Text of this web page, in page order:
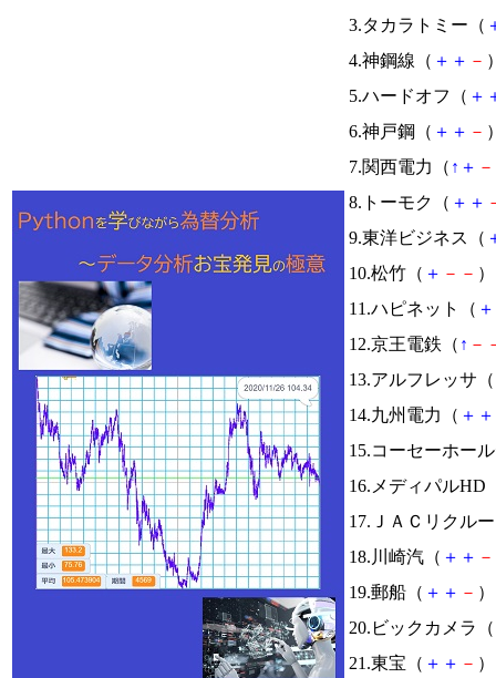
3.タカラトミー（
4.神鋼線（ ＋ ＋ －
5.ハードオフ（ ＋
6.神戸鋼（ ＋ ＋ －
7.関西電力（ ↑ ＋ －
8.トーモク（ ＋ ＋
9.東洋ビジネス（
10.松竹（ ＋ － －
11.ハピネット（ ＋
12.京王電鉄（ ↑ －
13.アルフレッサ（
14.九州電力（ ＋ ＋
15.コーセーホー
16.メディパルHD
17.ＪＡＣリクル
18.川崎汽（ ＋ ＋ －
19.郵船（ ＋ ＋ －
20.ビックカメラ（
21.東宝（ ＋ ＋ －